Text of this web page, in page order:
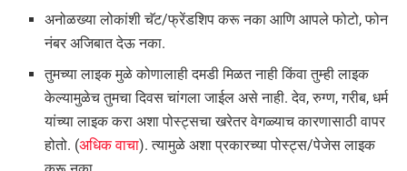
अनोळख्या लोकांशी चॅट/फ्रेंडशिप करू नका आणि आपले फोटो, फोन
नंबर अजिबात देऊ नका.
तुमच्या लाइक मुळे कोणालाही दमडी मिळत नाही किंवा तुम्ही लाइक
केल्यामुळेच तुमचा दिवस चांगला जाईल असे नाही. देव, रुग्ण, गरीब, धर्म
यांच्या लाइक करा अशा पोस्ट्सचा खरेतर वेगळ्याच कारणासाठी वापर
होतो. (अधिक वाचा). त्यामुळे अशा प्रकारच्या पोस्ट्स/पेजेस लाइक